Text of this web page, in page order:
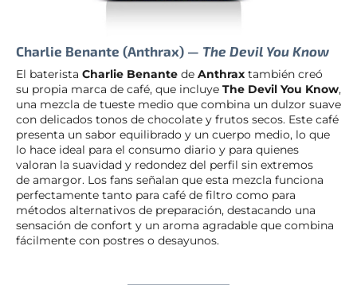
Charlie Benante (Anthrax) — The Devil You Know
El baterista Charlie Benante de Anthrax también creó
su propia marca de café, que incluye The Devil You Know,
una mezcla de tueste medio que combina un dulzor suave
con delicados tonos de chocolate y frutos secos. Este café
presenta un sabor equilibrado y un cuerpo medio, lo que
lo hace ideal para el consumo diario y para quienes
valoran la suavidad y redondez del perfil sin extremos
de amargor. Los fans señalan que esta mezcla funciona
perfectamente tanto para café de filtro como para
métodos alternativos de preparación, destacando una
sensación de confort y un aroma agradable que combina
fácilmente con postres o desayunos.